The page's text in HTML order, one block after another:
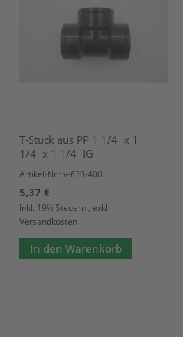
T-Stück aus PP 1 1/4¨x 1
1/4¨x 1 1/4¨IG
Artikel-Nr.: v-630-400
5,37 €
Inkl. 19% Steuern , exkl.
Versandkosten
In den Warenkorb